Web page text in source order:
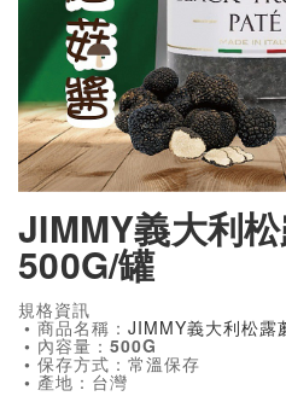
JIMMY義大利
500G/罐
規格資訊
• 商品名稱： JIMMY義大利松露
• 內容量：500G
• 保存方式：常溫保存
• 產地：台灣